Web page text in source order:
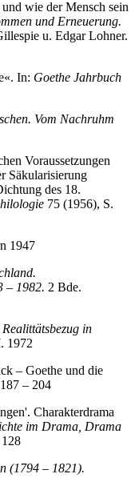
wie der Mensch sein
und Erneuerung.
u. Edgar Lohner.
In: Goethe Jahrbuch
Vom Nachruhm
Voraussetzungen
Säkularisierung
des 18.
75 (1956), S.
1947
– 1982. 2 Bde.
in
1972
– Goethe und die
– 204
Charakterdrama
im Drama, Drama
(1794 – 1821).